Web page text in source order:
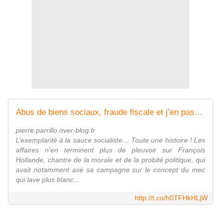
Abus de biens sociaux, fraude fiscale et j’en passe : l’exemplaire exemplarité de la «...
pierre.parrillo.over-blog.fr
L’exemplarité à la sauce socialiste… Toute une histoire ! Les
affaires n’en terminent plus de pleuvoir sur François
Hollande, chantre de la morale et de la probité politique, qui
avait notamment axé sa campagne sur le concept du mec
qui lave plus blanc...
http://t.co/h0TFHkHLjW